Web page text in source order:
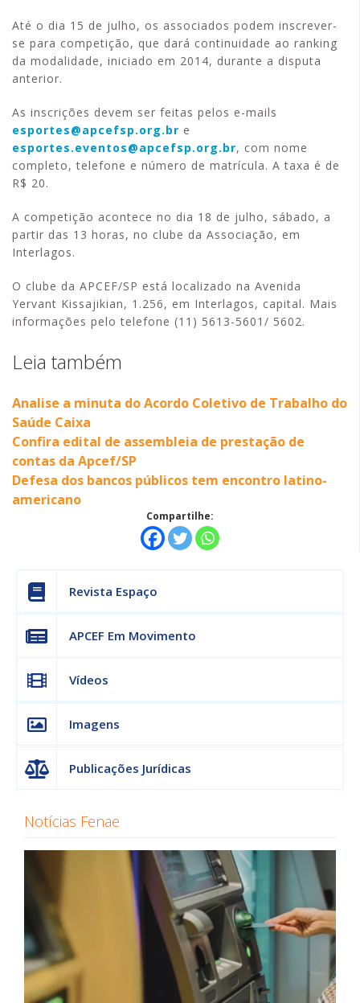
Até o dia 15 de julho, os associados podem inscrever-
se para competição, que dará continuidade ao ranking
da modalidade, iniciado em 2014, durante a disputa
anterior.
As inscrições devem ser feitas pelos e-mails
esportes@apcefsp.org.br e
esportes.eventos@apcefsp.org.br, com nome
completo, telefone e número de matrícula. A taxa é de
R$ 20.
A competição acontece no dia 18 de julho, sábado, a
partir das 13 horas, no clube da Associação, em
Interlagos.
O clube da APCEF/SP está localizado na Avenida
Yervant Kissajikian, 1.256, em Interlagos, capital. Mais
informações pelo telefone (11) 5613-5601/ 5602.
Leia também
Analise a minuta do Acordo Coletivo de Trabalho do
Saúde Caixa
Confira edital de assembleia de prestação de
contas da Apcef/SP
Defesa dos bancos públicos tem encontro latino-
americano
Compartilhe:
Revista Espaço
APCEF Em Movimento
Vídeos
Imagens
Publicações Jurídicas
Notícias Fenae